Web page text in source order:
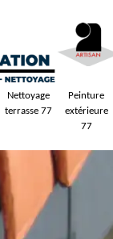
Nettoyage
terrasse 77
Peinture
extérieure
77